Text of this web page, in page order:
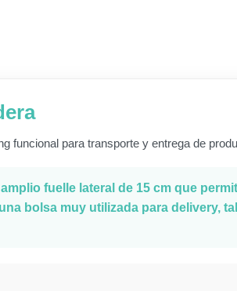
funcional para transporte y entrega de
fuelle lateral de 15 cm que
bolsa muy utilizada para delivery,